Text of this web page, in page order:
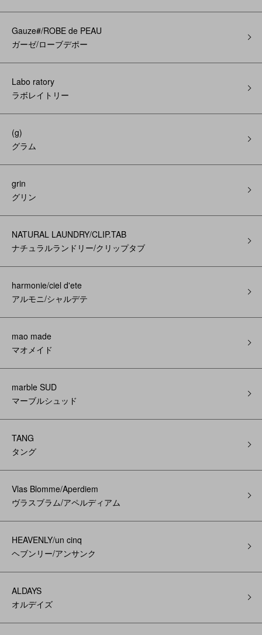
Gauze#/ROBE de PEAU
ガーゼ/ローブデポー
Labo ratory
ラボレイトリー
(g)
グラム
grin
グリン
NATURAL LAUNDRY/CLIP.TAB
ナチュラルランドリー/クリップタブ
harmonie/ciel d'ete
アルモニ/シャルデテ
mao made
マオメイド
marble SUD
マーブルシュッド
TANG
タング
Vlas Blomme/Aperdiem
ヴラスブラム/アペルディアム
HEAVENLY/un cinq
ヘブンリー/アンサンク
ALDAYS
オルデイズ